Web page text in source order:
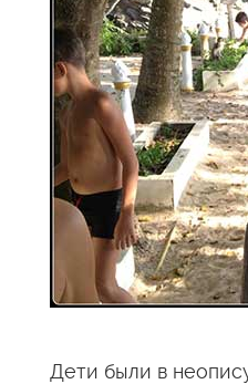
Дети были в